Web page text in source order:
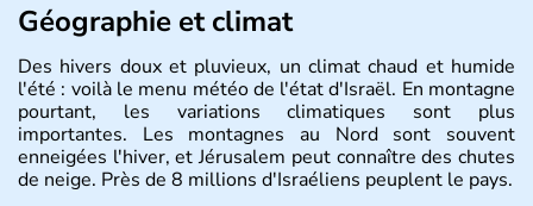
Géographie et climat
Des hivers doux et pluvieux, un climat chaud et humide
l'été : voilà le menu météo de l'état d'Israël. En montagne
pourtant, les variations climatiques sont plus
importantes. Les montagnes au Nord sont souvent
enneigées l'hiver, et Jérusalem peut connaître des chutes
de neige. Près de 8 millions d'Israéliens peuplent le pays.